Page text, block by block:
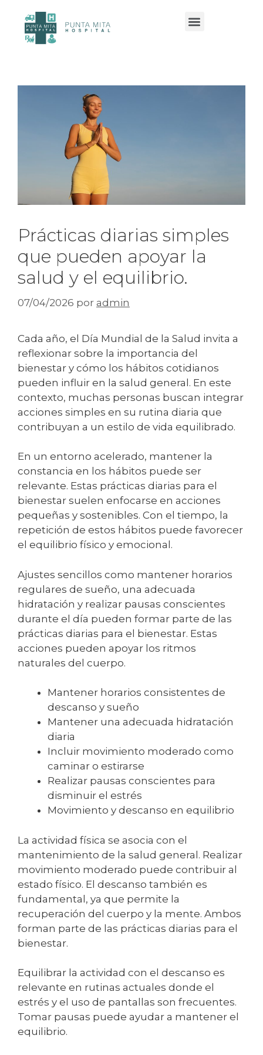
Prácticas diarias simples
que pueden apoyar la
salud y el equilibrio.
07/04/2026 por admin
Cada año, el Día Mundial de la Salud invita a
reflexionar sobre la importancia del
bienestar y cómo los hábitos cotidianos
pueden influir en la salud general. En este
contexto, muchas personas buscan integrar
acciones simples en su rutina diaria que
contribuyan a un estilo de vida equilibrado.
En un entorno acelerado, mantener la
constancia en los hábitos puede ser
relevante. Estas prácticas diarias para el
bienestar suelen enfocarse en acciones
pequeñas y sostenibles. Con el tiempo, la
repetición de estos hábitos puede favorecer
el equilibrio físico y emocional.
Ajustes sencillos como mantener horarios
regulares de sueño, una adecuada
hidratación y realizar pausas conscientes
durante el día pueden formar parte de las
prácticas diarias para el bienestar. Estas
acciones pueden apoyar los ritmos
naturales del cuerpo.
Mantener horarios consistentes de
descanso y sueño
Mantener una adecuada hidratación
diaria
Incluir movimiento moderado como
caminar o estirarse
Realizar pausas conscientes para
disminuir el estrés
Movimiento y descanso en equilibrio
La actividad física se asocia con el
mantenimiento de la salud general. Realizar
movimiento moderado puede contribuir al
estado físico. El descanso también es
fundamental, ya que permite la
recuperación del cuerpo y la mente. Ambos
forman parte de las prácticas diarias para el
bienestar.
Equilibrar la actividad con el descanso es
relevante en rutinas actuales donde el
estrés y el uso de pantallas son frecuentes.
Tomar pausas puede ayudar a mantener el
equilibrio.